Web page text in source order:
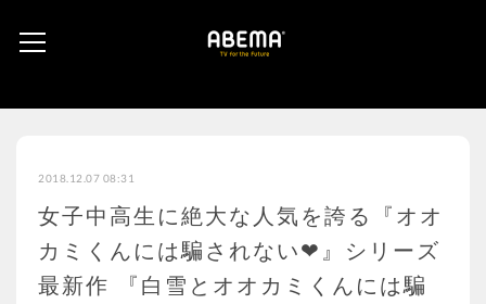
2018.12.07 08:31
女子中高生に絶大な人気を誇る『オオ
カミくんには騙されない❤』シリーズ
最新作 『白雪とオオカミくんには騙